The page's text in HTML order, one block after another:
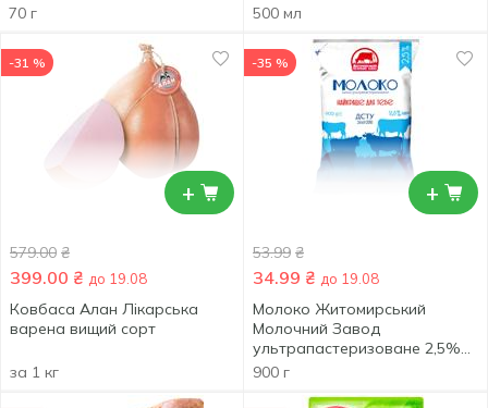
70 г
500 мл
+
-31 %
579.00 ₴
399.00 ₴ до 19.08
Ковбаса Алан Лікарська
варена вищий сорт
за 1 кг
+
-35 %
53.99 ₴
34.99 ₴ до 19.08
Молоко Житомирський
Молочний Завод
ультрапастеризоване 2,5%
900г
900 г